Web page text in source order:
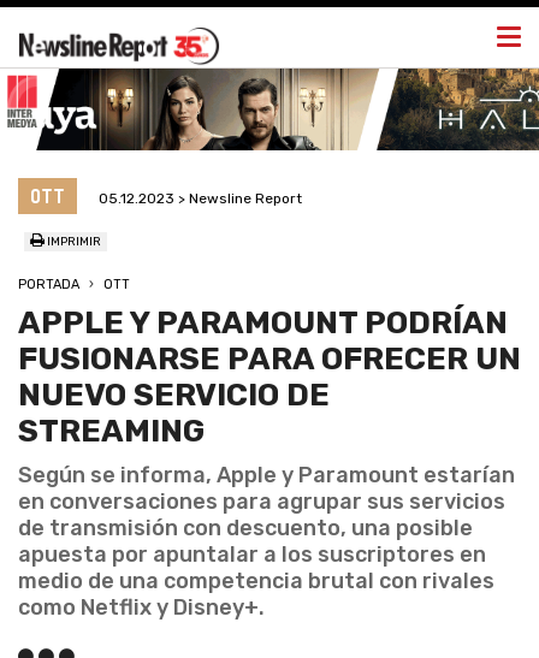
OTT 05.12.2023 > Newsline Report
IMPRIMIR
PORTADA OTT
APPLE Y PARAMOUNT PODRÍAN
FUSIONARSE PARA OFRECER UN
NUEVO SERVICIO DE
STREAMING
Según se informa, Apple y Paramount estarían
en conversaciones para agrupar sus servicios
de transmisión con descuento, una posible
apuesta por apuntalar a los suscriptores en
medio de una competencia brutal con rivales
como Netflix y Disney+.